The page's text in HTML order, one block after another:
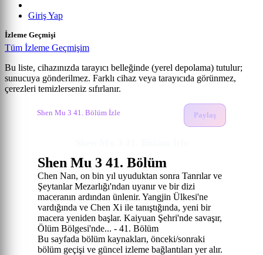
Giriş Yap
İzleme Geçmişi
Tüm İzleme Geçmişim
Bu liste, cihazınızda tarayıcı belleğinde (yerel depolama) tutulur;
sunucuya gönderilmez. Farklı cihaz veya tarayıcıda görünmez,
çerezleri temizlerseniz sıfırlanır.
Shen Mu 3
Shen Mu 3 41. Bölüm İzle
Paylaş
Shen Mu 3 41. Bölüm
Chen Nan, on bin yıl uyuduktan sonra Tanrılar ve
Şeytanlar Mezarlığı'ndan uyanır ve bir dizi
maceranın ardından ünlenir. Yangjin Ülkesi'ne
vardığında ve Chen Xi ile tanıştığında, yeni bir
macera yeniden başlar. Kaiyuan Şehri'nde savaşır,
Ölüm Bölgesi'nde... - 41. Bölüm
Bu sayfada bölüm kaynakları, önceki/sonraki
bölüm geçişi ve güncel izleme bağlantıları yer alır.